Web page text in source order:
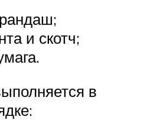
и скотч;
в